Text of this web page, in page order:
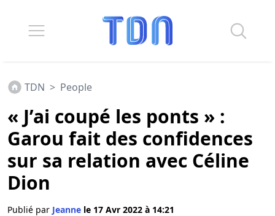
TDN > People
« J’ai coupé les ponts » :
Garou fait des confidences
sur sa relation avec Céline
Dion
Publié par Jeanne le 17 Avr 2022 à 14:21